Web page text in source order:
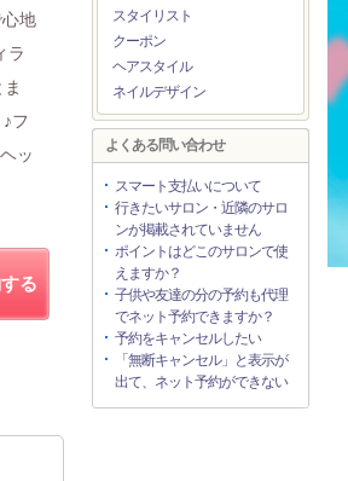
地
ラ
フ
ッ
る
スタイリスト
クーポン
ヘアスタイル
ネイルデザイン
よくある問い合わせ
スマート支払いについて
行きたいサロン・近隣のサロ
ンが掲載されていません
ポイントはどこのサロンで使
えますか？
子供や友達の分の予約も代理
でネット予約できますか？
予約をキャンセルしたい
「無断キャンセル」と表示が
出て、ネット予約ができない